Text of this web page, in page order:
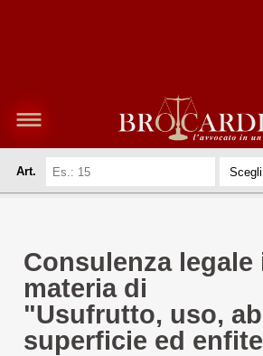
Art.
Consulenza legale
materia di
"Usufrutto, uso,
superficie ed